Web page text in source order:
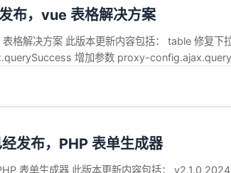
布，vue 表格解决方案
格解决方案 此版本更新内容包括： table 修复下
增加参数 proxy-
发布，PHP 表单生成器
表单生成器 此版本更新内容包括： v2.1.0